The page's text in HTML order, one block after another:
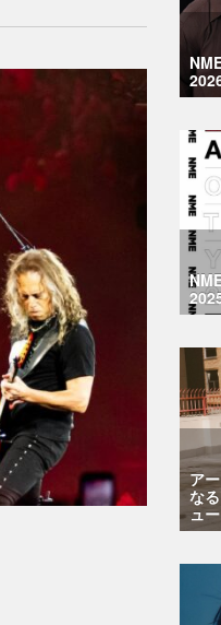
ア
な
ュー